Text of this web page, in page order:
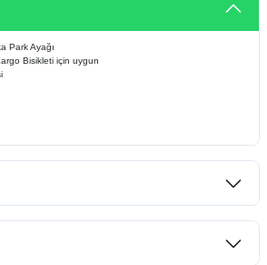
Park Ayağı
Bisikleti için uygun